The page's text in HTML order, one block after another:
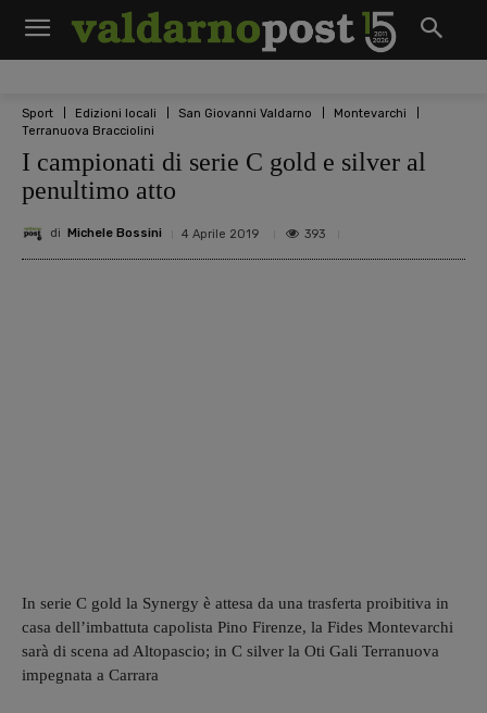
Sport Edizioni locali San Giovanni Valdarno
Montevarchi
Terranuova Bracciolini
I campionati di serie C gold e silver al
penultimo atto
di Michele Bossini 4 Aprile 2019 393
In serie C gold la Synergy è attesa da una trasferta proibitiva in
casa dell’imbattuta capolista Pino Firenze, la Fides Montevarchi
sarà di scena ad Altopascio; in C silver la Oti Gali Terranuova
impegnata a Carrara